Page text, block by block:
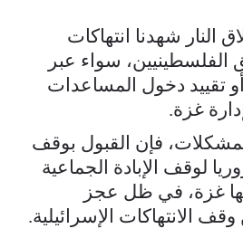
النار شهدنا انتهاكات
الفلسطينيين، سواء عبر
تقييد دخول المساعدات
غزة.
فإن القبول بوقف
لوقف الإبادة الجماعية
غزة، في ظل عجز
الانتهاكات الإسرائيلية.